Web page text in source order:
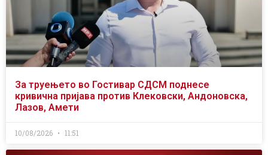
За труењето во Гостивар СДСМ поднесе
кривична пријава против Клековски, Андоновска,
Лазов, Амети
10/08/2026 11:51